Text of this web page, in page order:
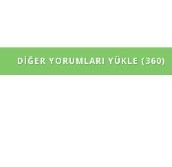
DIĞER YORUMLARI YÜKLE (360)